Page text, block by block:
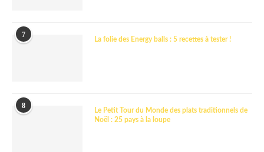
7
La folie des Energy balls : 5 recettes à tester !
8
Le Petit Tour du Monde des plats traditionnels de
Noël : 25 pays à la loupe